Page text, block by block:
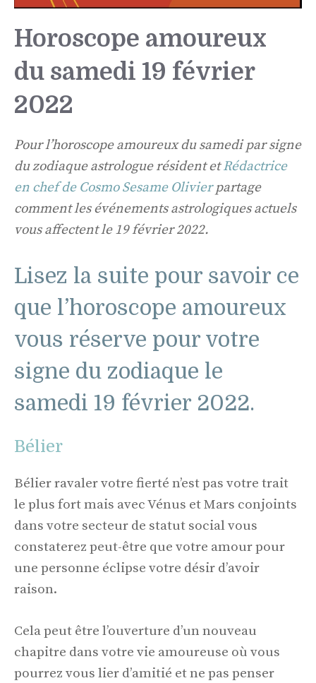
Horoscope amoureux
du samedi 19 février
2022
Pour l’horoscope amoureux du samedi par signe
du zodiaque astrologue résident etRédactrice
en chef de Cosmo Sesame Olivierpartage
comment les événements astrologiques actuels
vous affectent le 19 février 2022.
Lisez la suite pour savoir ce
que l’horoscope amoureux
vous réserve pour votre
signe du zodiaque le
samedi 19 février 2022.
Bélier
Bélier ravaler votre fierté n’est pas votre trait
le plus fort mais avec Vénus et Mars conjoints
dans votre secteur de statut social vous
constaterez peut-être que votre amour pour
une personne éclipse votre désir d’avoir
raison.
Cela peut être l’ouverture d’un nouveau
chapitre dans votre vie amoureuse où vous
pourrez vous lier d’amitié et ne pas penser